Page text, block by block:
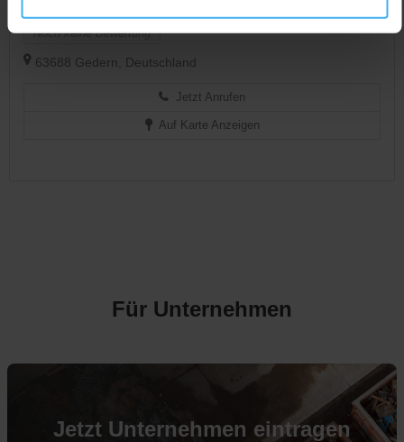
Noch keine Bewertung
63688 Gedern, Deutschland
Jetzt Anrufen
Auf Karte Anzeigen
Für Unternehmen
Jetzt Unternehmen eintragen